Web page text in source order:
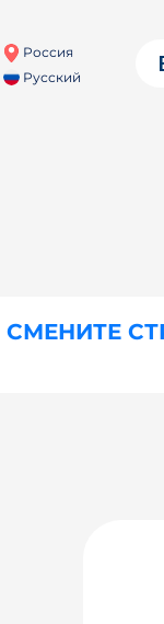
Россия
Русский
СМЕНИТЕ